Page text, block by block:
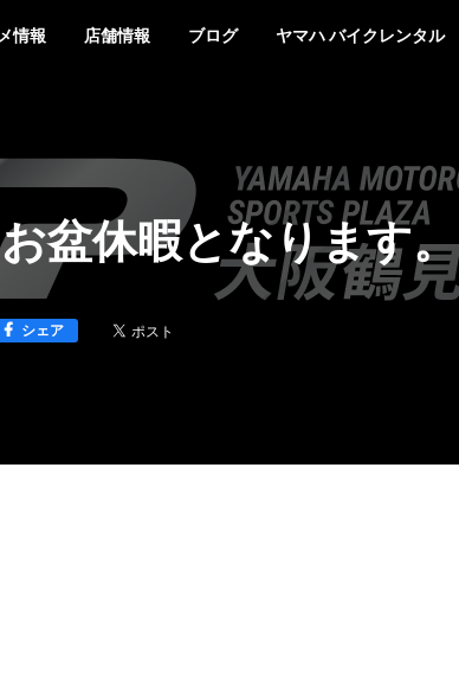
情報 店舗情報 ブログ ヤマハ バイクレンタル
盆休暇となります。
シェア